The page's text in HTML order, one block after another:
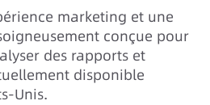
marketing et une
conçue pour
des rapports et
disponible
Unis.